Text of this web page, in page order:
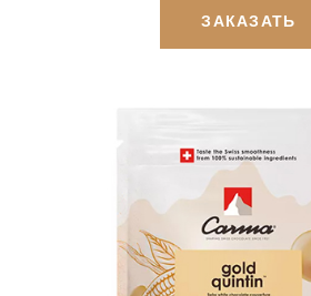
ЗАКАЗАТЬ